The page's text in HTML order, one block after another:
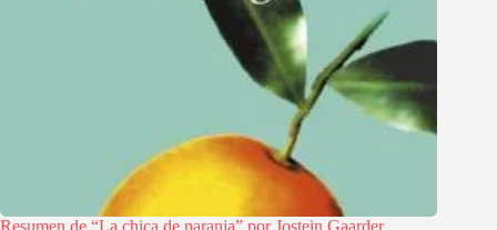
Resumen de “La chica de naranja” por Jostein Gaarder